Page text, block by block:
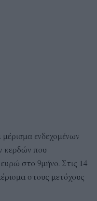
μέρισμα ενδεχομένων
κερδών που
στο 9μήνο. Στις 14
στους μετόχους